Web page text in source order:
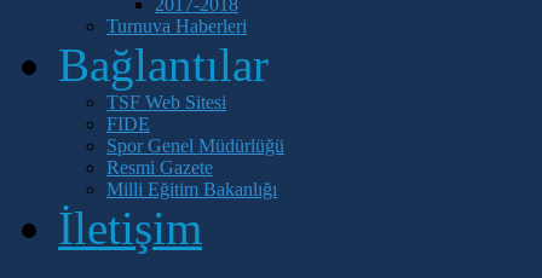
2017-2018
Turnuva Haberleri
Bağlantılar
TSF Web Sitesi
FIDE
Spor Genel Müdürlüğü
Resmi Gazete
Milli Eğitim Bakanlığı
İletişim